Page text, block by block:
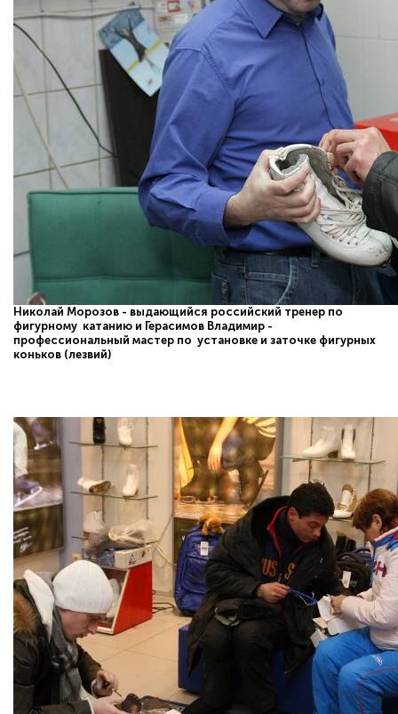
Николай Морозов - выдающийся российский тренер по
фигурному катанию и Герасимов Владимир -
профессиональный мастер по установке и заточке фигурных
коньков (лезвий)